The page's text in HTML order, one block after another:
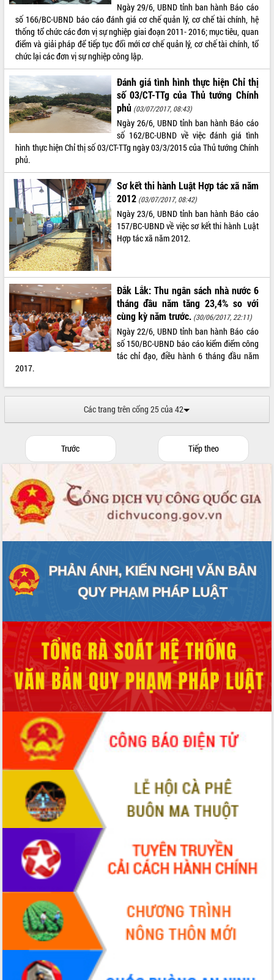
Trailer Lễ hội Sầu riêng Đắk Lắk năm
2026
Khám bệnh, cấp phát thuốc miễn phí
và tặng quà người dân xã Cư Pui
Hội nghị UBND tỉnh Đắk Lắk thường kỳ
tháng 7/2026
Lễ truy tặng danh hiệu “Bà Mẹ Việt
Nam Anh hùng” và trao Huân chương
Lao động
UBND tỉnh Đắk Lắk triển khai nhiệm
vụ 6 tháng cuối năm 2026
Kỳ họp thứ Hai, Hội đồng nhân dân
tỉnh khóa XI quyết nghị nhiều nội dung
quan trọng
Bí thư Tỉnh ủy Lương Nguyễn Minh
Triết thăm, tặng quà người có công với
cách mạng
Rà soát, hoàn thiện hệ thống thiết chế
văn hóa, thể thao đáp ứng yêu cầu
phát triển mới
Thường trực HĐND tỉnh Đắk Lắk gặp
mặt Đoàn chuyên gia y tế TP. Hồ Chí
Minh
Lễ truy điệu và an táng hài cốt liệt sĩ
tại Nghĩa trang Liệt sĩ xã Sơn Hòa
Bàn giải pháp tháo gỡ khó khăn trong
xuất khẩu sầu riêng và triển khai quy
Thứ trưởng Bộ Nông nghiệp và Môi
trường Nguyễn Hoàng Hiệp khảo sát
vùng trồng và doanh nghiệp đóng gói
sầu riêng tại Đắk Lắk
Trình diễn nghệ thuật chế biến các
món ăn từ sầu riêng
Đắk Lắk công bố Quy hoạch và xúc
tiến đầu tư tỉnh
Ngành cá ngừ Đắk Lắk chủ động thích
ứng để giữ vững thị trường xuất khẩu
Diễn đàn Kinh tế tư nhân Việt Nam đột
phá cơ chế - Hợp tác công tư
cải cách hành chính tỉnh Đắk Lắk
Kết nối tour, đẩy mạnh chuyển đổi số
để phát triển du lịch Đắk Lắk
tầng kỹ thuật Cụm công nghiệp Tân
Tiến
Gặp mặt các cơ quan báo chí nhân Kỷ
niệm 101 năm Ngày Báo chí Cách
mạng Việt Nam
Đắk Lắk sơ kết 4 năm triển khai thực
hiện Đề án 06 của Chính phủ
Họp báo thông tin về Hội nghị Công bố
Quy hoạch và Xúc tiến đầu tư tỉnh Đắk
Lắk
Khơi thông điểm nghẽn, đẩy nhanh
giải ngân vốn khắc phục thiên tai
HĐND tỉnh thông qua điều chỉnh Quy
hoạch tỉnh thời kỳ 2021-2030
Hội thảo góp ý hồ sơ điều chỉnh quy
hoạch tỉnh Đắk Lắk thời kỳ 2021-2030,
tầm nhìn đến năm 2050
Nâng cao hiệu quả hoạt động của các
doanh nghiệp nhà nước
Hội nghị triển khai kết nối mạng
truyền số liệu chuyên dùng phục vụ cơ
quan Đảng, Nhà nước
Lễ phát động chuỗi hoạt động chung
tay làm sạch môi trường
Xã Ea Kar bước chuyển mình trong
công tác cải cách hành chính mô hình
mới
ALBUM ẢNH
LIÊN KẾT WEB
THỐNG KÊ TRUY CẬP
Hôm nay: 26903
Tất cả: 66112571
Ngày 29/6, UBND tỉnh ban hành Báo cáo
số 166/BC-UBND báo cáo đánh giá cơ chế quản lý, cơ chế tài chính, hệ
thống tổ chức các đơn vị sự nghiệp giai đoạn 2011- 2016; mục tiêu, quan
điểm và giải pháp để tiếp tục đổi mới cơ chế quản lý, cơ chế tài chính, tổ
chức lại các đơn vị sự nghiệp công lập.
Đánh giá tình hình thực hiện Chỉ thị
số 03/CT-TTg của Thủ tướng Chính
phủ (03/07/2017, 08:43)
Ngày 26/6, UBND tỉnh ban hành Báo cáo
số 162/BC-UBND về việc đánh giá tình
hình thực hiện Chỉ thị số 03/CT-TTg ngày 03/3/2015 của Thủ tướng Chính
phủ.
Sơ kết thi hành Luật Hợp tác xã năm
2012 (03/07/2017, 08:42)
Ngày 23/6, UBND tỉnh ban hành Báo cáo
157/BC-UBND về việc sơ kết thi hành Luật
Hợp tác xã năm 2012.
Đắk Lắk: Thu ngân sách nhà nước 6
tháng đầu năm tăng 23,4% so với
cùng kỳ năm trước. (30/06/2017, 22:11)
Ngày 22/6, UBND tỉnh ban hành Báo cáo
số 150/BC-UBND báo cáo kiểm điểm công
tác chỉ đạo, điều hành 6 tháng đầu năm
2017.
Các trang trên cổng 25 của 42
Trước Tiếp theo